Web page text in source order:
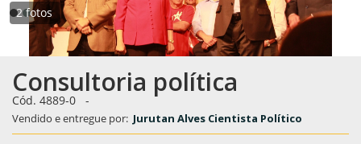
2 fotos
Consultoria política
Cód. 4889-0 -
Vendido e entregue por: Jurutan Alves Cientista Político